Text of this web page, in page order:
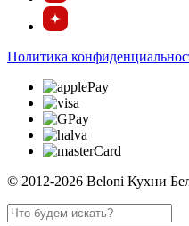
Политика
© 2012-2026 Beloni Кухни